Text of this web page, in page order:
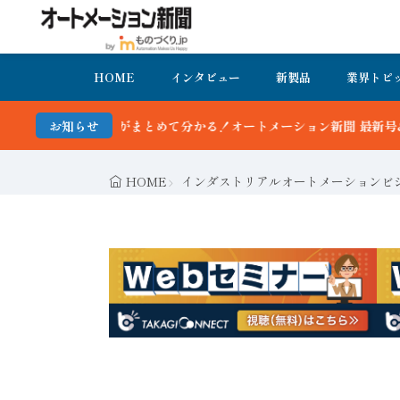
HOME インタビュー 新製品 業界トピ
お知らせ
分かる！オートメーション新聞 最新号＆バックナンバーを無料で公
HOME インダストリアルオートメーションビ